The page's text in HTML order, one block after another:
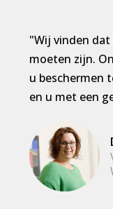
"Wij vinden
moeten zijn.
u beschermen
en u met een